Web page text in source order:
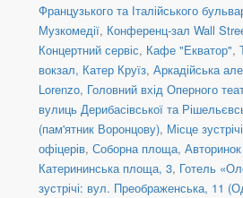
Французького та Італійського
Музкомедії, Конференц-зал Wall
Концертний сервіс, Кафе "Екватор",
вокзал, Катер Круїз, Аркадійська
Lorenzo, Головний вхід Оперного
вулиць Дерибасівської та
(пам'ятник Воронцову), Місце
офіцерів, Соборна площа,
Катерининська площа, 3, Готель
зустрічі: вул. Преображенська, 11